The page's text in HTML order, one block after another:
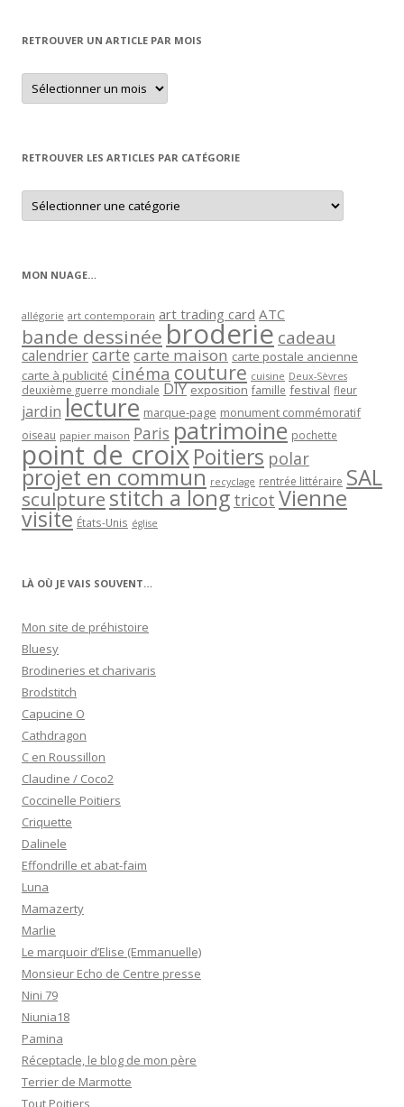
RETROUVER UN ARTICLE PAR MOIS
Retrouver
un
article
RETROUVER LES ARTICLES PAR CATÉGORIE
Retrouver
les
articles
MON NUAGE…
allégorie art contemporain art trading card ATC
bande dessinée broderie cadeau
calendriercartecarte maison carte postale ancienne
carte à publicité cinéma couture cuisine Deux-Sèvres
deuxième guerre mondiale DIY exposition famille festival fleur
jardin lecture marque-page monument commémoratif
oiseau papier maison Paris patrimoine pochette
point de croixPoitiers polar
projet en commun recyclage rentrée littéraire SAL
sculpturestitch a long tricot Vienne
visite États-Unis église
LÀ OÙ JE VAIS SOUVENT…
Mon site de préhistoire
Bluesy
Brodineries et charivaris
Brodstitch
Capucine O
Cathdragon
C en Roussillon
Claudine / Coco2
Coccinelle Poitiers
Criquette
Dalinele
Effondrille et abat-faim
Luna
Mamazerty
Marlie
Le marquoir d’Elise (Emmanuelle)
Monsieur Echo de Centre presse
Nini 79
Niunia18
Pamina
Réceptacle, le blog de mon père
Terrier de Marmotte
Tout Poitiers